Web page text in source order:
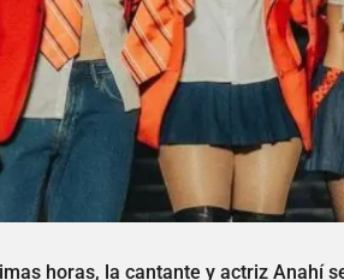
horas, la cantante y actriz Anahí